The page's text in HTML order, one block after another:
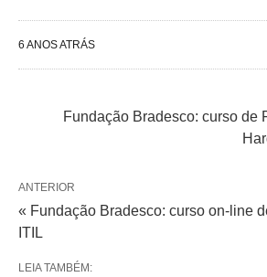
6 ANOS ATRÁS
Fundação Bradesco: curso de
ANTERIOR
« Fundação Bradesco: curso on-line
ITIL
LEIA TAMBÉM: